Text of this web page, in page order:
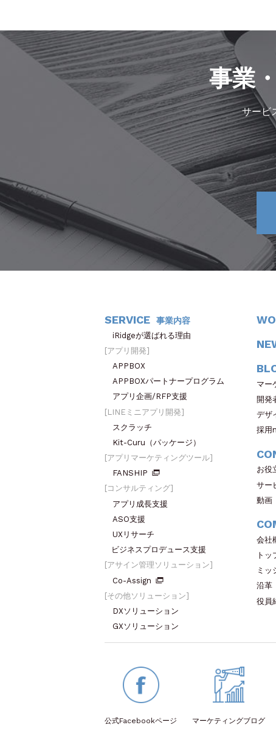
事業
サービ
SERVICE 事業内容
iRidgeが選ばれる理由
アプリ開発
APPBOX
APPBOXパートナープログラム
アプリ企画/RFP支援
LINEミニアプリ開発
スクラッチ
Kit-Curu（パッケージ）
アプリマーケティングツール
FANSHIP
コンサルティング
アプリ成長支援
ASO支援
UXリサーチ
ビジネスプロデュース支援
アサイン管理ソリューション
Co-Assign
その他ソリューション
DXソリューション
GXソリューション
マー
開発
デザ
採用
お役
サー
動画
会社
トッ
ミッ
沿革
役員
公式Facebookページ マーケティングブログ